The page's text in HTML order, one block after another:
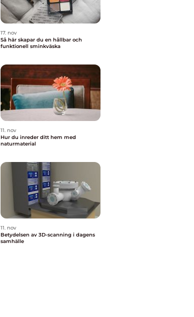
17. nov
Så här skapar du en hållbar och
funktionell sminkväska
11. nov
Hur du inreder ditt hem med
naturmaterial
11. nov
Betydelsen av 3D-scanning i dagens
samhälle